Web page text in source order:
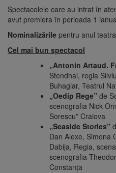
Spectacolele care au intrat în
avut premiera în perioada 1
Nominalizările pentru anul
Cel mai bun spectacol
„Antonin Artaud.
Stendhal, regia
Buhagiar, Teatrul
„Oedip Rege” de
scenografia Nick
Sorescu” Craiova
„Seaside Stories”
Dan Alexe, Simona
Dabija, Regia,
scenografia
Constanța